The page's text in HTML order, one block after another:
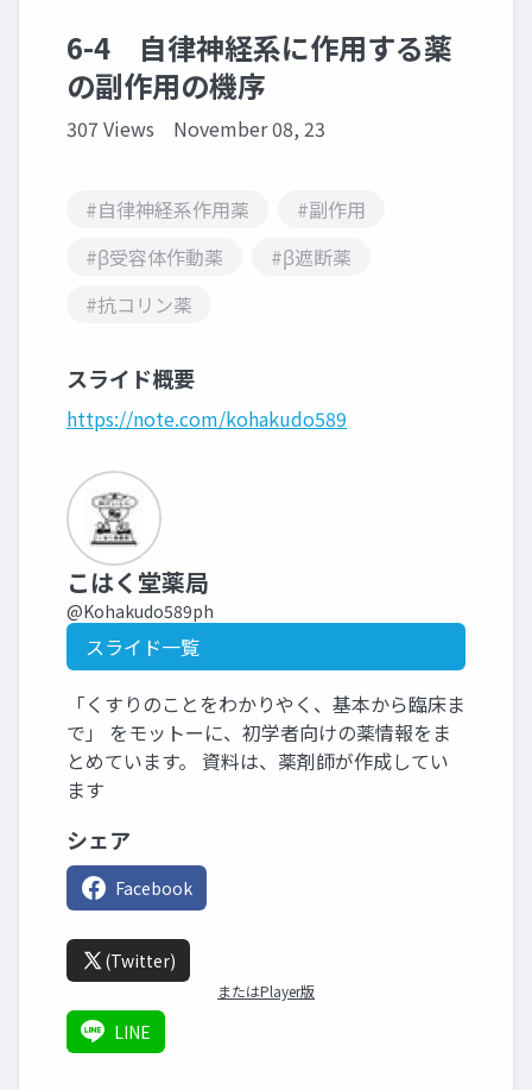
6-4 自律神経系に作用する薬
の副作用の機序
307 Views November 08, 23
#自律神経系作用薬
#副作用
#β受容体作動薬
#β遮断薬
#抗コリン薬
スライド概要
https://note.com/kohakudo589
こはく堂薬局
@Kohakudo589ph
スライド一覧
「くすりのことをわかりやく、基本から臨床ま
で」 をモットーに、初学者向けの薬情報をま
とめています。 資料は、薬剤師が作成してい
ます
シェア
Facebook
(Twitter)
またはPlayer版
LINE